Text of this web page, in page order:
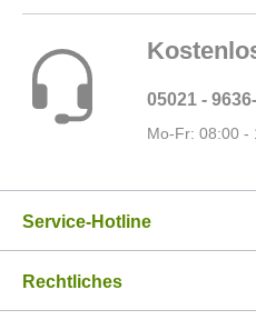
05021 -
Mo-Fr: 08:00 -
Service-Hotline
Rechtliches